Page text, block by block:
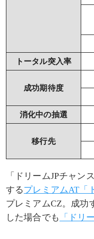
トータル突入率
成功期待度
消化中の抽選
移行先
「ドリームJPチャン
するプレミアムAT「
プレミアムCZ。成功
した場合でも
「ドリ